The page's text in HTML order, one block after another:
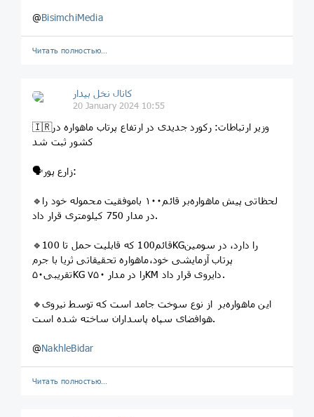
@BisimchiMedia
Читать полностью…
کانال نخل بیدار
20 January 2024 10:55
🇮🇷وزیر ارتباطات: رکورد جدیدی در ارتفاع پرتاب ماهواره در
کشور ثبت شد
🗣زارع پور:
🔹لحظاتی پیش ماهواره‌بر قائم۱۰۰ باموفقیت محموله خود را
در مدار 750 کیلومتری قرار داد.
🔹قائم100 که قابلیت حمل تا 100KGرا دارد، در سومین
پرتاب آزمایشی خود،ماهواره تحقیقاتی ثریا با جرم
تقریبی۵۰KG را در مدار ۷۵۰KM دایروی قرار داد.
🔹این ماهواره‌بر از نوع سوخت جامد است که توسط نیروی
هوافضای سپاه پاسداران ساخته شده است.
@NakhleBidar
Читать полностью…